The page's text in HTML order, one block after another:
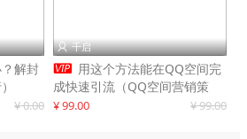
解封
¥ 0.00
 千启
 用这个方法能在QQ空间完
成快速引流（QQ空间营销策
略）
¥ 99.00 ¥ 99.00